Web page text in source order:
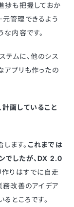
捗も把握しておか
元管理できるよう
な内容です。
テムに、他のシス
アプリも作ったの
画していること
ます。 これまでは
でしたが、DX 2.0
作りはすでに自走
務改善のアイデア
ところです。